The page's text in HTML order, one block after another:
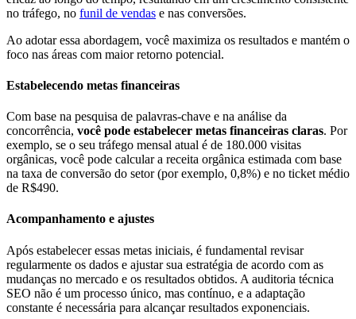
no tráfego, no funil de vendas e nas conversões.
Ao adotar essa abordagem, você maximiza os resultados e mantém o
foco nas áreas com maior retorno potencial.
Estabelecendo metas financeiras
Com base na pesquisa de palavras-chave e na análise da
concorrência, você pode estabelecer metas financeiras claras. Por
exemplo, se o seu tráfego mensal atual é de 180.000 visitas
orgânicas, você pode calcular a receita orgânica estimada com base
na taxa de conversão do setor (por exemplo, 0,8%) e no ticket médio
de R$490.
Acompanhamento e ajustes
Após estabelecer essas metas iniciais, é fundamental revisar
regularmente os dados e ajustar sua estratégia de acordo com as
mudanças no mercado e os resultados obtidos. A auditoria técnica
SEO não é um processo único, mas contínuo, e a adaptação
constante é necessária para alcançar resultados exponenciais.